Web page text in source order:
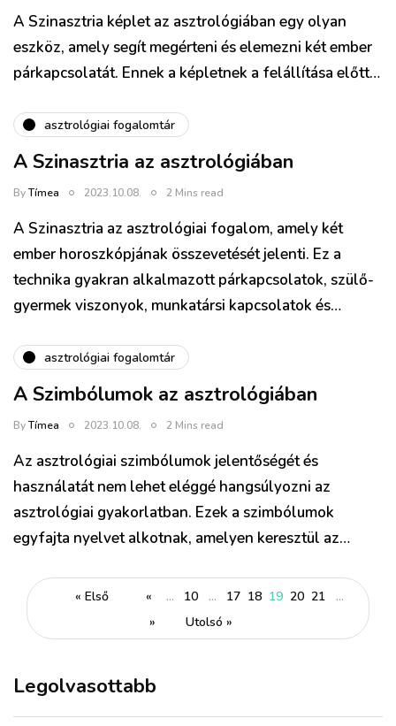
A Szinasztria képlet az asztrológiában egy olyan
eszköz, amely segít megérteni és elemezni két ember
párkapcsolatát. Ennek a képletnek a felállítása előtt…
asztrológiai fogalomtár
A Szinasztria az asztrológiában
ByTímea 2023.10.08. 2 Mins read
A Szinasztria az asztrológiai fogalom, amely két
ember horoszkópjának összevetését jelenti. Ez a
technika gyakran alkalmazott párkapcsolatok, szülő-
gyermek viszonyok, munkatársi kapcsolatok és…
asztrológiai fogalomtár
A Szimbólumok az asztrológiában
ByTímea 2023.10.08. 2 Mins read
Az asztrológiai szimbólumok jelentőségét és
használatát nem lehet eléggé hangsúlyozni az
asztrológiai gyakorlatban. Ezek a szimbólumok
egyfajta nyelvet alkotnak, amelyen keresztül az…
« Első « ... 10 ... 17 18 19 20 21
...
»
Utolsó »
Legolvasottabb